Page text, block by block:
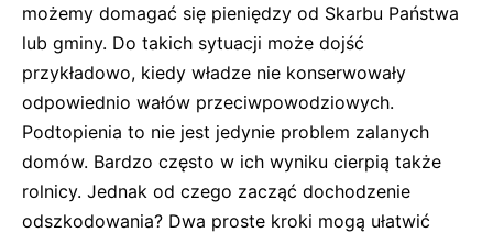
możemy domagać się pieniędzy od Skarbu Państwa
lub gminy. Do takich sytuacji może dojść
przykładowo, kiedy władze nie konserwowały
odpowiednio wałów przeciwpowodziowych.
Podtopienia to nie jest jedynie problem zalanych
domów. Bardzo często w ich wyniku cierpią także
rolnicy. Jednak od czego zacząć dochodzenie
odszkodowania? Dwa proste kroki mogą ułatwić